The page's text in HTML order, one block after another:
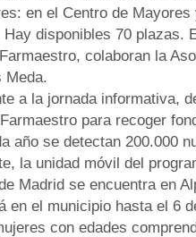
en el Centro de
disponibles 70 plazas.
colaboran la
Meda.
a la jornada informativa,
para recoger
año se detectan 200.000
la unidad móvil del
Madrid se encuentra en
en el municipio hasta el 6
con edades